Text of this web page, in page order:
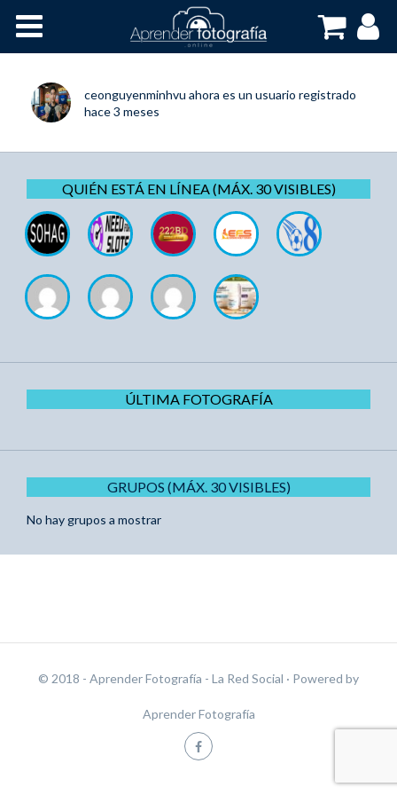
Cursos OnLine
ceonguyenminhvu ahora es un usuario registrado
hace 3 meses
QUIÉN ESTÁ EN LÍNEA (MÁX. 30 VISIBLES)
ÚLTIMA FOTOGRAFÍA
GRUPOS (MÁX. 30 VISIBLES)
No hay grupos a mostrar
© 2018 - Aprender Fotografía - La Red Social · Powered by
Aprender Fotografía